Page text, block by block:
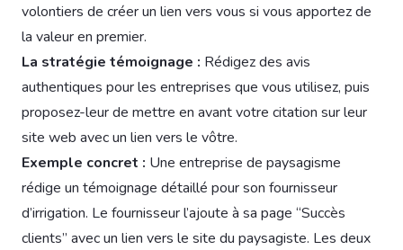
volontiers de créer un lien vers vous si vous apportez de
la valeur en premier.
La stratégie témoignage : Rédigez des avis
authentiques pour les entreprises que vous utilisez, puis
proposez-leur de mettre en avant votre citation sur leur
site web avec un lien vers le vôtre.
Exemple concret : Une entreprise de paysagisme
rédige un témoignage détaillé pour son fournisseur
d’irrigation. Le fournisseur l’ajoute à sa page “Succès
clients” avec un lien vers le site du paysagiste. Les deux